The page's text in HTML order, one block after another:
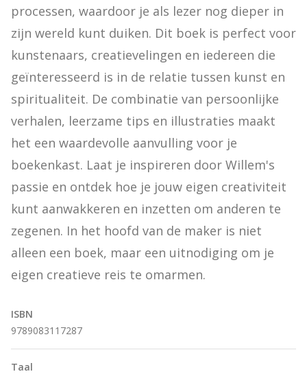
processen, waardoor je als lezer nog dieper in
zijn wereld kunt duiken. Dit boek is perfect voor
kunstenaars, creatievelingen en iedereen die
geïnteresseerd is in de relatie tussen kunst en
spiritualiteit. De combinatie van persoonlijke
verhalen, leerzame tips en illustraties maakt
het een waardevolle aanvulling voor je
boekenkast. Laat je inspireren door Willem's
passie en ontdek hoe je jouw eigen creativiteit
kunt aanwakkeren en inzetten om anderen te
zegenen. In het hoofd van de maker is niet
alleen een boek, maar een uitnodiging om je
eigen creatieve reis te omarmen.
ISBN
9789083117287
Taal